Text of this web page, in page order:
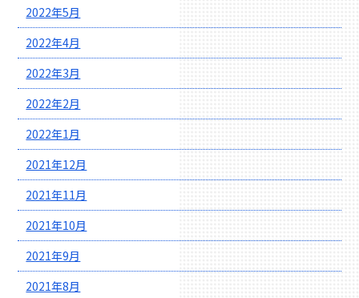
2022年5月
2022年4月
2022年3月
2022年2月
2022年1月
2021年12月
2021年11月
2021年10月
2021年9月
2021年8月